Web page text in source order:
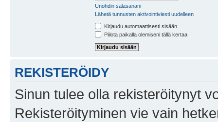
Unohdin salasanani
Lähetä tunnusten aktivointiviesti uudelleen
Kirjaudu automaattisesti sisään.
Piilota paikalla olemiseni tällä kertaa
REKISTERÖIDY
Sinun tulee olla rekisteröitynyt
Rekisteröityminen vie vain